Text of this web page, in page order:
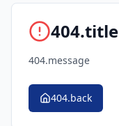
404.title
404.message
404.back